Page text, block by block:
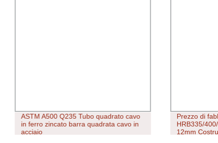
ASTM A500 Q235 Tubo quadrato cavo
in ferro zincato barra quadrata cavo in
acciaio
Prezzo di
HRB335/
12mm